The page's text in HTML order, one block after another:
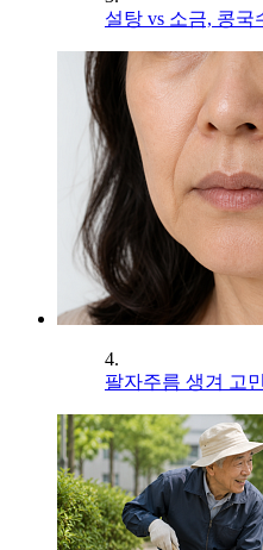
설탕 vs 소금, 콩국
4.
팔자주름 생겨 고